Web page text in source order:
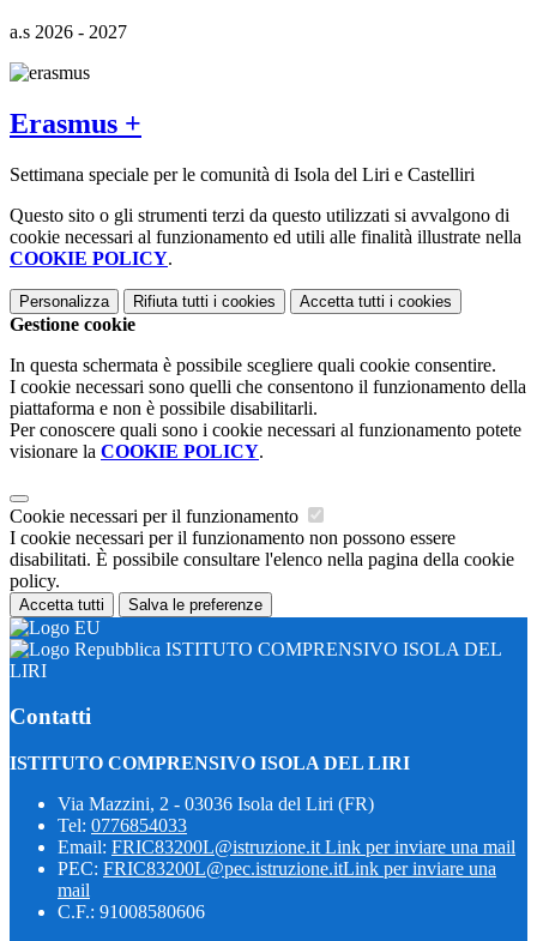
a.s 2026 - 2027
Erasmus +
Settimana speciale per le comunità di Isola del Liri e Castelliri
Questo sito o gli strumenti terzi da questo utilizzati si avvalgono di
cookie necessari al funzionamento ed utili alle finalità illustrate nella
COOKIE POLICY.
Personalizza Rifiuta tutti i cookies Accetta tutti i cookies
Gestione cookie
In questa schermata è possibile scegliere quali cookie consentire.
I cookie necessari sono quelli che consentono il funzionamento della
piattaforma e non è possibile disabilitarli.
Per conoscere quali sono i cookie necessari al funzionamento potete
visionare la COOKIE POLICY.
Cookie necessari per il funzionamento
I cookie necessari per il funzionamento non possono essere
disabilitati. È possibile consultare l'elenco nella pagina della cookie
policy.
Accetta tutti Salva le preferenze
ISTITUTO COMPRENSIVO ISOLA DEL
LIRI
Contatti
ISTITUTO COMPRENSIVO ISOLA DEL LIRI
Via Mazzini, 2 - 03036 Isola del Liri (FR)
Tel: 0776854033
Email: FRIC83200L@istruzione.it Link per inviare una mail
PEC: FRIC83200L@pec.istruzione.itLink per inviare una
mail
C.F.: 91008580606